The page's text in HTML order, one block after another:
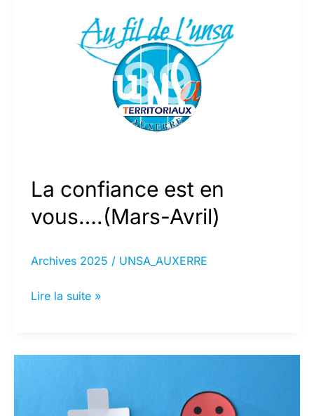
l’abrogation
du
jour
carence
La confiance est en
vous….(Mars-Avril)
Archives 2025 / UNSA_AUXERRE
La
en
Lire la suite »